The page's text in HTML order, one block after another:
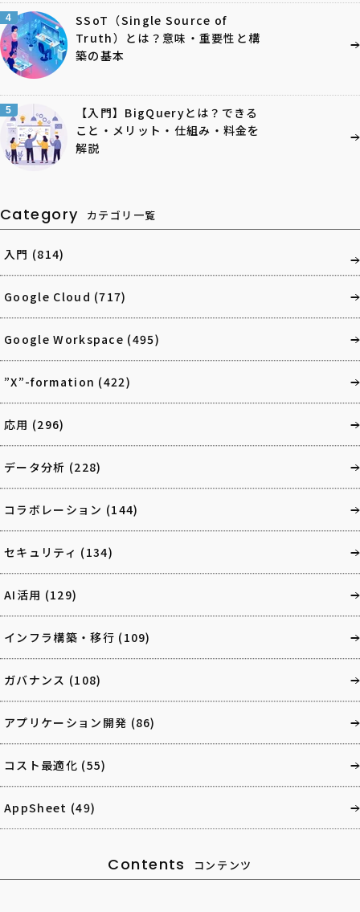
4
SSoT（Single Source of
Truth）とは？意味・重要性と構
築の基本
5
【入門】BigQueryとは？できる
こと・メリット・仕組み・料金を
解説
Category カテゴリ一覧
入門 (814)
Google Cloud (717)
Google Workspace (495)
”X”-formation (422)
応用 (296)
データ分析 (228)
コラボレーション (144)
セキュリティ (134)
AI活用 (129)
インフラ構築・移行 (109)
ガバナンス (108)
アプリケーション開発 (86)
コスト最適化 (55)
AppSheet (49)
Contents コンテンツ